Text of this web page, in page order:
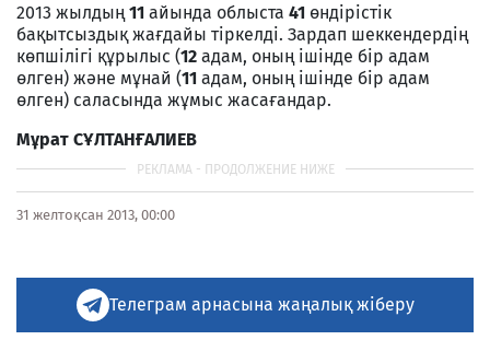
2013 жылдың 11 айында облыста 41 өндірістік
бақытсыздық жағдайы тіркелді. Зардап шеккендердің
көпшілігі құрылыс (12 адам, оның ішінде бір адам
өлген) және мұнай (11 адам, оның ішінде бір адам
өлген) саласында жұмыс жасағандар.
Мұрат СҰЛТАНҒАЛИЕВ
31 желтоқсан 2013, 00:00
Телеграм арнасына жаңалық жіберу